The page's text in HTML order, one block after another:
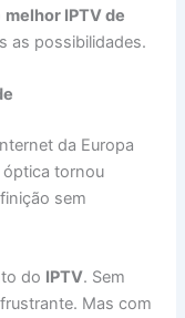
melhor IPTV de
as possibilidades.
da Europa
óptica tornou
sem
do IPTV. Sem
Mas com